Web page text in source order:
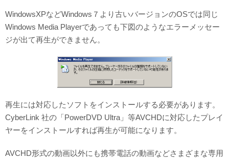
WindowsXPなどWindows７より古いバージョンのOSでは同じ
Windows Media Playerであっても下図のようなエラーメッセー
ジが出て再生ができません。
再生には対応したソフトをインストールする必要があります。
CyberLink 社の「PowerDVD Ultra」等AVCHDに対応したプレイ
ヤーをインストールすれば再生が可能になります。
AVCHD形式の動画以外にも携帯電話の動画などさまざまな専用